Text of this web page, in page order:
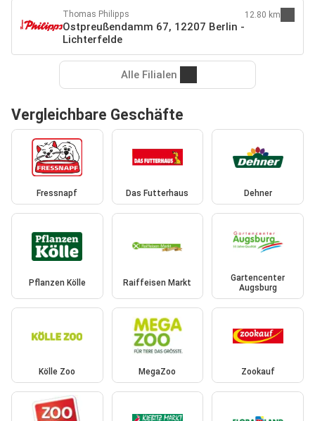
Thomas Philipps
Ostpreußendamm 67, 12207 Berlin -
Lichterfelde
12.80 km
Alle Filialen
Vergleichbare Geschäfte
Fressnapf Das Futterhaus Dehner
Pflanzen Kölle Raiffeisen Markt
Gartencenter
Augsburg
Kölle Zoo MegaZoo Zookauf